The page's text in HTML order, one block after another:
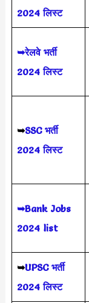
2024 लिस्ट
➥रेलवे भर्ती
2024 लिस्ट
➥SSC भर्ती
2024 लिस्ट
➥Bank Jobs
2024 list
➥UPSC भर्ती
2024 लिस्ट